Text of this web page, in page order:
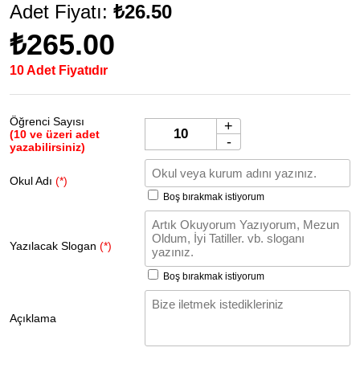
Adet Fiyatı: ₺26.50
₺265.00
10 Adet Fiyatıdır
Öğrenci Sayısı
(10 ve üzeri adet
yazabilirsiniz)
+
-
Okul Adı (*)
Boş bırakmak istiyorum
Yazılacak Slogan (*)
Boş bırakmak istiyorum
Açıklama